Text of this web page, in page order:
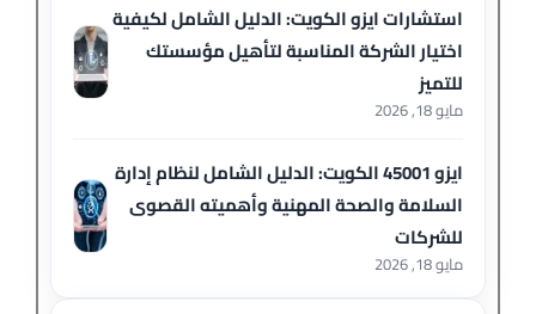
استشارات ايزو الكويت: الدليل الشامل لكيفية
اختيار الشركة المناسبة لتأهيل مؤسستك
للتميز
مايو 18, 2026
ايزو 45001 الكويت: الدليل الشامل لنظام إدارة
السلامة والصحة المهنية وأهميته القصوى
للشركات
مايو 18, 2026